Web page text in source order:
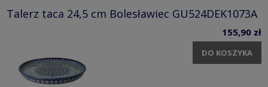
Talerz taca 24,5 cm Bolesławiec GU524DEK1073A
155,90 zł
DO KOSZYKA